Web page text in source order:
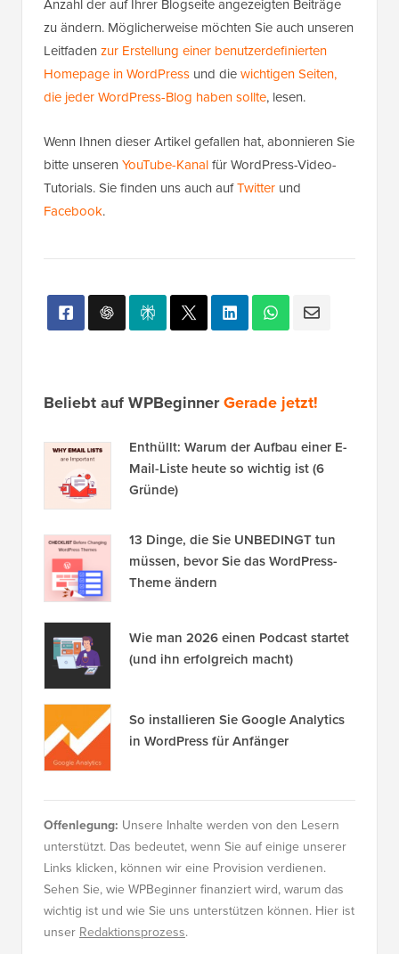
Anzahl der auf Ihrer Blogseite angezeigten Beiträge
zu ändern. Möglicherweise möchten Sie auch unseren
Leitfaden zur Erstellung einer benutzerdefinierten
Homepage in WordPress und diewichtigen Seiten,
die jeder WordPress-Blog haben sollte, lesen.
Wenn Ihnen dieser Artikel gefallen hat, abonnieren Sie
bitte unseren YouTube-Kanalfür WordPress-Video-
Tutorials. Sie finden uns auch aufTwitter und
Facebook.
Beliebt auf WPBeginnerGerade jetzt!
Enthüllt: Warum der Aufbau einer E-
Mail-Liste heute so wichtig ist (6
Gründe)
13 Dinge, die Sie UNBEDINGT tun
müssen, bevor Sie das WordPress-
Theme ändern
Wie man 2026 einen Podcast startet
(und ihn erfolgreich macht)
So installieren Sie Google Analytics
in WordPress für Anfänger
Offenlegung: Unsere Inhalte werden von den Lesern
unterstützt. Das bedeutet, wenn Sie auf einige unserer
Links klicken, können wir eine Provision verdienen.
Sehen Sie, wie WPBeginner finanziert wird, warum das
wichtig ist und wie Sie uns unterstützen können. Hier ist
unser Redaktionsprozess.